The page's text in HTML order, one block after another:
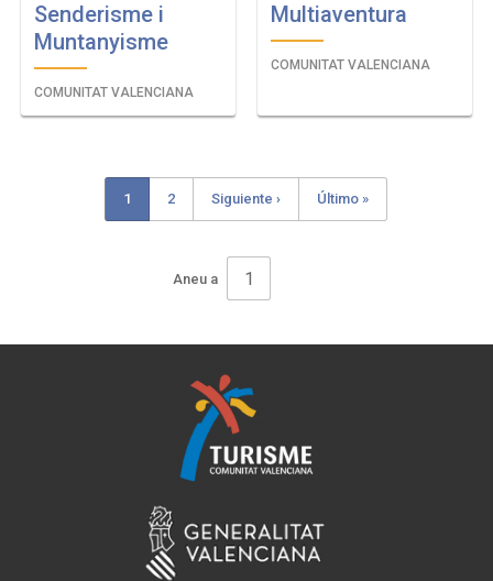
Senderisme i
Muntanyisme
COMUNITAT VALENCIANA
Multiaventura
COMUNITAT VALENCIANA
Pagination
Current
1 Page
2 Next
Siguiente › Last
Último »
Aneu a